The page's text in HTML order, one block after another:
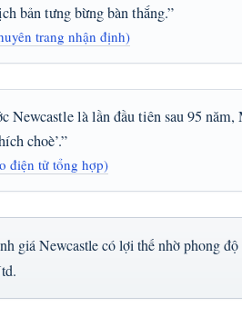
bản tưng bừng bàn thắng.”
trang nhận định)
Newcastle là lần đầu tiên sau 95
choè’.”
điện tử tổng hợp)
giá Newcastle có lợi thế nhờ phong